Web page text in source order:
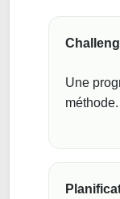
Une
méthode.